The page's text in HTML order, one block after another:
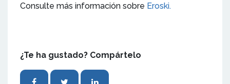
Consulte más información sobre Eroski.
¿Te ha gustado? Compártelo